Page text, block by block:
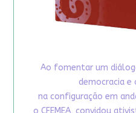
Ao fomentar um
democracia e
na configuração em